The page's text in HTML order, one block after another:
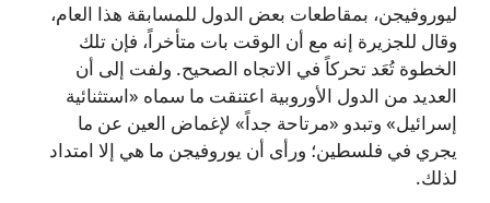
ليوروفيجن، بمقاطعات بعض الدول للمسابقة هذا العام،
وقال للجزيرة إنه مع أن الوقت بات متأخراً، فإن تلك
الخطوة تُعَد تحركاً في الاتجاه الصحيح. ولفت إلى أن
العديد من الدول الأوروبية اعتنقت ما سماه «استثنائية
إسرائيل» وتبدو «مرتاحة جداً» لإغماض العين عن ما
يجري في فلسطين؛ ورأى أن يوروفيجن ما هي إلا امتداد
لذلك.